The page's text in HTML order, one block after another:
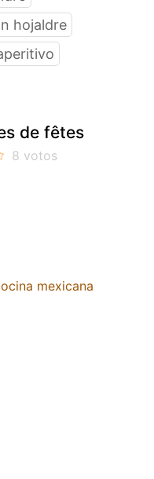
hojaldre
de fêtes
mexicana